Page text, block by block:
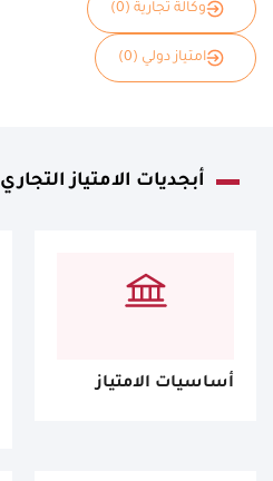
وكالة تجارية (0)
امتياز دولي (0)
أبجديات الامتياز التجاري
أساسيات الامتياز